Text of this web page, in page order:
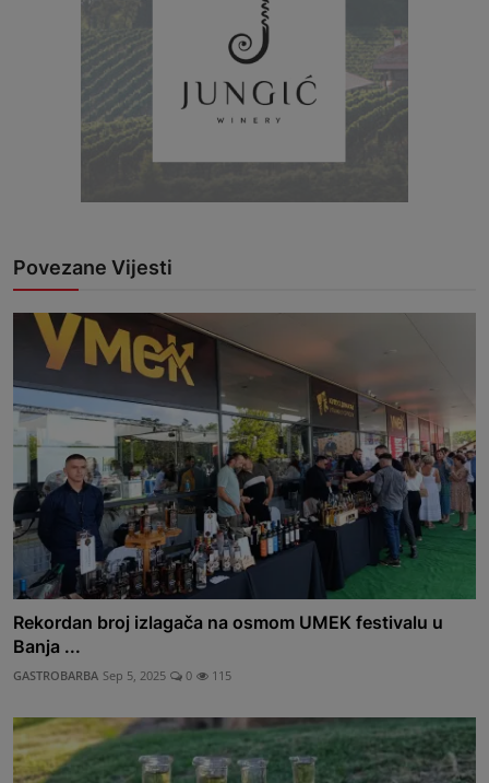
Povezane Vijesti
Rekordan broj izlagača na osmom UMEK festivalu u
Banja ...
GASTROBARBA Sep 5, 2025 0 115